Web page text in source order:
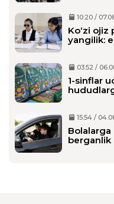
10:20 /
Ko‘zi
yangilik:
03:52 /
1-sinflar
15:54 /
berganlik